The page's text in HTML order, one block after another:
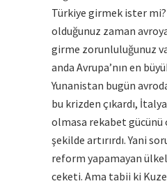
Türkiye girmek ister mi?
olduğunuz zaman
girme zorunluluğunuz
anda Avrupa’nın en
Yunanistan bugün
bu krizden çıkardı,
olmasa rekabet gücünü
şekilde artırırdı. Yani
reform yapamayan
ceketi. Ama tabii ki